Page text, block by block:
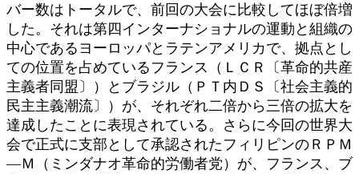
バー数はトータルで、前回の大会に比較してほぼ倍増
した。それは第四インターナショナルの運動と組織の
中心であるヨーロッパとラテンアメリカで、拠点とし
ての位置を占めているフランス（ＬＣＲ〔革命的共産
主義者同盟〕）とブラジル（ＰＴ内ＤＳ〔社会主義的
民主主義潮流〕）が、それぞれ二倍から三倍の拡大を
達成したことに表現されている。さらに今回の世界大
会で正式に支部として承認されたフィリピンのＲＰＭ
―Ｍ（ミンダナオ革命的労働者党）が、フランス、ブ